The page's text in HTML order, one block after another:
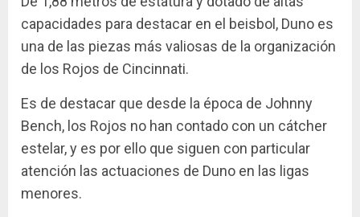
capacidades para destacar en el beisbol, Duno es
una de las piezas más valiosas de la organización
de los Rojos de Cincinnati.
Es de destacar que desde la época de Johnny
Bench, los Rojos no han contado con un cátcher
estelar, y es por ello que siguen con particular
atención las actuaciones de Duno en las ligas
menores.